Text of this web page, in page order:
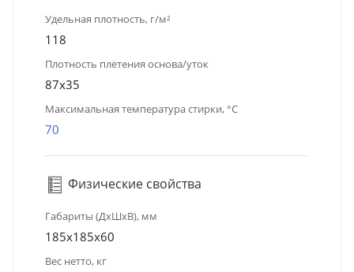
Удельная плотность, г/м²
118
Плотность плетения основа/уток
87х35
Максимальная температура стирки, °C
70
Физические свойства
Габариты (ДхШхВ), мм
185x185x60
Вес нетто, кг